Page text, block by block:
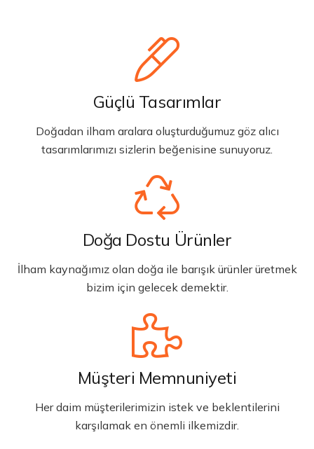
Güçlü Tasarımlar
Doğadan ilham aralara oluşturduğumuz göz alıcı
tasarımlarımızı sizlerin beğenisine sunuyoruz.
Doğa Dostu Ürünler
İlham kaynağımız olan doğa ile barışık ürünler üretmek
bizim için gelecek demektir.
Müşteri Memnuniyeti
Her daim müşterilerimizin istek ve beklentilerini
karşılamak en önemli ilkemizdir.